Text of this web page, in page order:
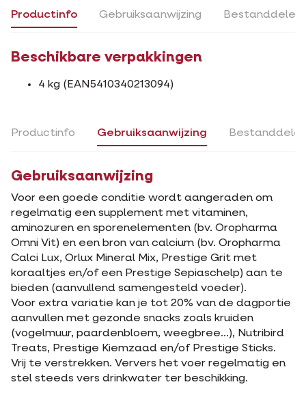
Productinfo Gebruiksaanwijzing Bestanddelen
Beschikbare verpakkingen
4 kg (EAN5410340213094)
Productinfo Gebruiksaanwijzing
Gebruiksaanwijzing
Voor een goede conditie wordt aangeraden om
regelmatig een supplement met vitaminen,
aminozuren en sporenelementen (bv. Oropharma
Omni Vit) en een bron van calcium (bv. Oropharma
Calci Lux, Orlux Mineral Mix, Prestige Grit met
koraaltjes en/of een Prestige Sepiaschelp) aan te
bieden (aanvullend samengesteld voeder).
Voor extra variatie kan je tot 20% van de dagportie
aanvullen met gezonde snacks zoals kruiden
(vogelmuur, paardenbloem, weegbree...), Nutribird
Treats, Prestige Kiemzaad en/of Prestige Sticks.
Vrij te verstrekken. Ververs het voer regelmatig en
stel steeds vers drinkwater ter beschikking.